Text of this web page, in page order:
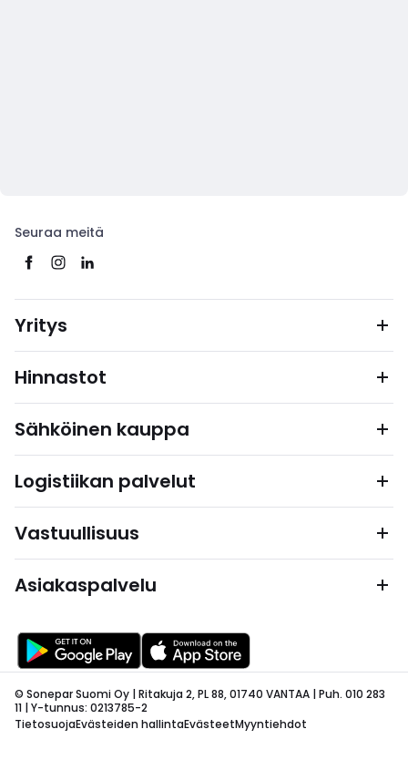
Seuraa meitä
Yritys
Hinnastot
Sähköinen kauppa
Logistiikan palvelut
Vastuullisuus
Asiakaspalvelu
© Sonepar Suomi Oy | Ritakuja 2, PL 88, 01740 VANTAA | Puh. 010 283
11 | Y-tunnus: 0213785-2
TietosuojaEvästeiden hallintaEvästeetMyyntiehdot